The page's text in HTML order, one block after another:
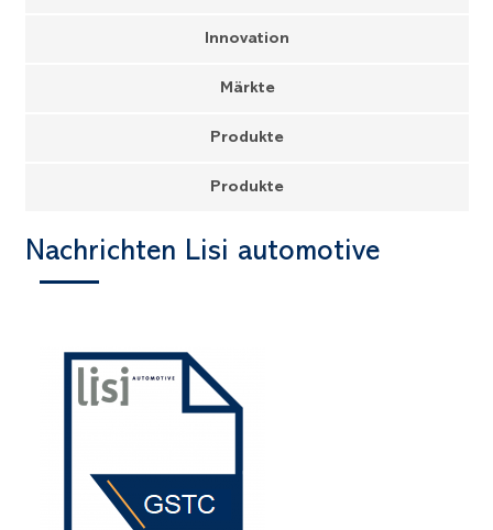
Innovation
Märkte
Produkte
Produkte
Nachrichten Lisi automotive